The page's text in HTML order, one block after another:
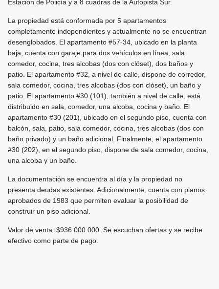
Estación de Policía y a 8 cuadras de la Autopista Sur.
La propiedad está conformada por 5 apartamentos
completamente independientes y actualmente no se encuentran
desenglobados. El apartamento #57-34, ubicado en la planta
baja, cuenta con garaje para dos vehículos en línea, sala
comedor, cocina, tres alcobas (dos con clóset), dos baños y
patio. El apartamento #32, a nivel de calle, dispone de corredor,
sala comedor, cocina, tres alcobas (dos con clóset), un baño y
patio. El apartamento #30 (101), también a nivel de calle, está
distribuido en sala, comedor, una alcoba, cocina y baño. El
apartamento #30 (201), ubicado en el segundo piso, cuenta con
balcón, sala, patio, sala comedor, cocina, tres alcobas (dos con
baño privado) y un baño adicional. Finalmente, el apartamento
#30 (202), en el segundo piso, dispone de sala comedor, cocina,
una alcoba y un baño.
La documentación se encuentra al día y la propiedad no
presenta deudas existentes. Adicionalmente, cuenta con planos
aprobados de 1983 que permiten evaluar la posibilidad de
construir un piso adicional.
Valor de venta: $936.000.000. Se escuchan ofertas y se recibe
efectivo como parte de pago.